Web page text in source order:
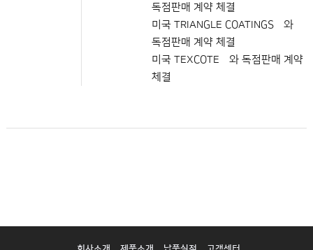
독점판매 계약 체결
미국 TRIANGLE COATINGS社와
독점판매 계약 체결
미국 TEXCOTE社와 독점판매 계약
체결